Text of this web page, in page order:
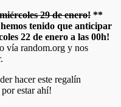
29 de enero! **
tenido que anticipar
22 de enero a las 00h!
vía random.org y nos
hacer este regalín
estar ahí!